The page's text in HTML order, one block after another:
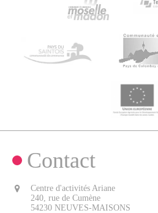
Contact
Centre d'activités Ariane
240, rue de Cumène
54230 NEUVES-MAISONS